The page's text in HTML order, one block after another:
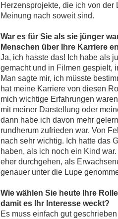
Herzensprojekte, die ich von
Meinung nach soweit sind.
War es für Sie als sie jünger
Menschen über Ihre Karriere
Ja, ich hasste das! Ich habe als
gemacht und in Filmen gespielt,
Man sagte mir, ich müsste
hat meine Karriere von diesen
mich wichtige Erfahrungen
mit meiner Darstellung oder
dann habe ich davon mehr
rundherum zufrieden war. Von
nach sehr wichtig. Ich hatte das
haben, als ich noch ein Kind
eher durchgehen, als
genauer unter die Lupe
Wie wählen Sie heute Ihre
damit es Ihr Interesse weckt?
Es muss einfach gut